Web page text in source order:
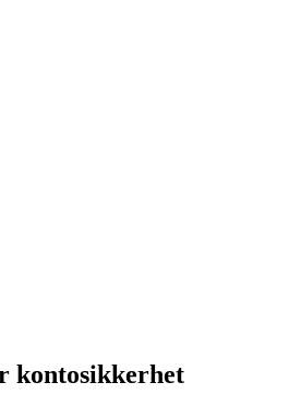
kontosikkerhet